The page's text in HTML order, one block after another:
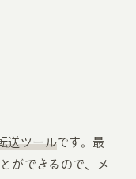
送ツールです。最
ができるので、メ